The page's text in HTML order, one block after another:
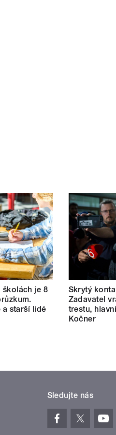
školách je 8
a starší lidé
Skrytý
Zadavatel
trestu,
Kočner
Sledujte nás